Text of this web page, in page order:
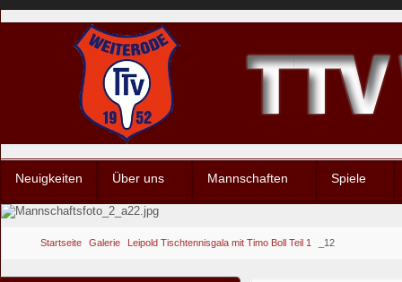
Neuigkeiten Über uns Mannschaften Spiele
Startseite Galerie Leipold Tischtennisgala mit Timo Boll Teil 1 _12